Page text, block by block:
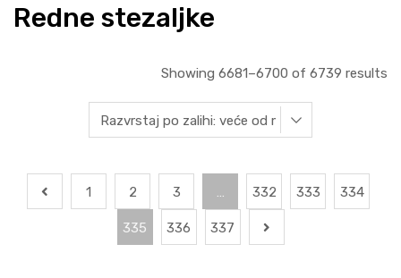
Redne stezaljke
Showing 6681–6700 of 6739 results
1 2 3 … 332 333 334
335 336 337